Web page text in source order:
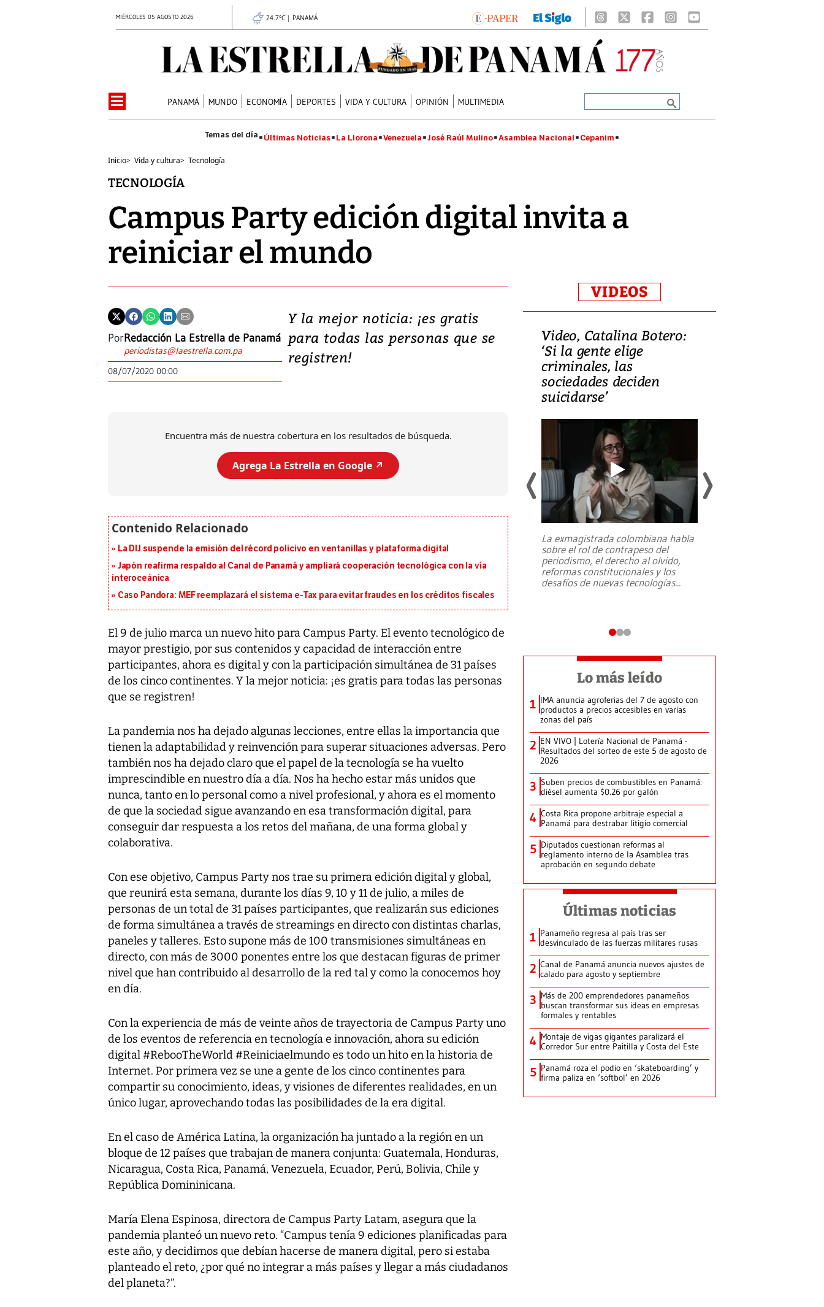
MIÉRCOLES 05 AGOSTO 2026 24.7°C | PANAMÁ
PANAMÁ MUNDO ECONOMÍA DEPORTES VIDA Y CULTURA OPINIÓN MULTIMEDIA
Últimas Noticias La Llorona Venezuela José Raúl Mulino Asamblea Nacional Cepanim
Inicio> Vida y cultura> Tecnología
TECNOLOGÍA
Campus Party edición digital invita a
reiniciar el mundo
PorRedacción La Estrella de Panamá
periodistas@laestrella.com.pa
08/07/2020 00:00
Y la mejor noticia: ¡es gratis
para todas las personas que se
registren!
Encuentra más de nuestra cobertura en los resultados de búsqueda.
Agrega La Estrella en Google ↗️
La DIJ suspende la emisión del récord policivo en ventanillas y plataforma digital
Japón reafirma respaldo al Canal de Panamá y ampliará cooperación tecnológica con la vía
interoceánica
Caso Pandora: MEF reemplazará el sistema e-Tax para evitar fraudes en los créditos fiscales
El 9 de julio marca un nuevo hito para Campus Party. El evento tecnológico de
mayor prestigio, por sus contenidos y capacidad de interacción entre
participantes, ahora es digital y con la participación simultánea de 31 países
de los cinco continentes. Y la mejor noticia: ¡es gratis para todas las personas
que se registren!
La pandemia nos ha dejado algunas lecciones, entre ellas la importancia que
tienen la adaptabilidad y reinvención para superar situaciones adversas. Pero
también nos ha dejado claro que el papel de la tecnología se ha vuelto
imprescindible en nuestro día a día. Nos ha hecho estar más unidos que
nunca, tanto en lo personal como a nivel profesional, y ahora es el momento
de que la sociedad sigue avanzando en esa transformación digital, para
conseguir dar respuesta a los retos del mañana, de una forma global y
colaborativa.
Con ese objetivo, Campus Party nos trae su primera edición digital y global,
que reunirá esta semana, durante los días 9, 10 y 11 de julio, a miles de
personas de un total de 31 países participantes, que realizarán sus ediciones
de forma simultánea a través de streamings en directo con distintas charlas,
paneles y talleres. Esto supone más de 100 transmisiones simultáneas en
directo, con más de 3000 ponentes entre los que destacan figuras de primer
nivel que han contribuido al desarrollo de la redtal y como la conocemos hoy
en día.
Con la experiencia de más de veinte años de trayectoria de Campus Party uno
de los eventos de referencia en tecnología e innovación, ahora su edición
digital #RebooTheWorld #Reiniciaelmundo es todo un hito en la historia de
Internet. Por primera vez se une a gente de los cinco continentes para
compartir su conocimiento, ideas, y visiones de diferentes realidades, en un
único lugar, aprovechando todas las posibilidades de la era digital.
En el caso de América Latina, la organización ha juntado a la región en un
bloque de 12 países que trabajan de manera conjunta: Guatemala, Honduras,
Nicaragua, Costa Rica, Panamá, Venezuela, Ecuador, Perú, Bolivia, Chile y
República Domininicana.
María Elena Espinosa, directora de Campus Party Latam, asegura que la
pandemia planteó un nuevo reto. “Campus tenía 9 ediciones planificadas para
este año, y decidimos que debían hacerse de manera digital, pero si estaba
planteado el reto, ¿por qué no integrar a más países y llegar a más ciudadanos
del planeta?”.
VIDEOS
Video, Japón: Terremoto
deja heridos y graves
daños en Kumamoto
7,1 se registró este martes 28 de
emergencia de gran...
Video, Catalina Botero:
‘Si la gente elige
criminales, las
sociedades deciden
suicidarse’
La exmagistrada colombiana habla
sobre el rol de contrapeso del
periodismo, el derecho al olvido,
reformas constitucionales y los
desafíos de nuevas tecnologías...
Lo más leído
1 IMA anuncia agroferias del 7 de agosto con
productos a precios accesibles en varias
zonas del país
2 EN VIVO | Lotería Nacional de Panamá -
Resultados del sorteo de este 5 de agosto de
2026
3 Suben precios de combustibles en Panamá:
diésel aumenta $0.26 por galón
4 Costa Rica propone arbitraje especial a
Panamá para destrabar litigio comercial
5 Diputados cuestionan reformas al
reglamento interno de la Asamblea tras
aprobación en segundo debate
Últimas noticias
1 Panameño regresa al país tras ser
desvinculado de las fuerzas militares rusas
2 Canal de Panamá anuncia nuevos ajustes de
calado para agosto y septiembre
3 Más de 200 emprendedores panameños
buscan transformar sus ideas en empresas
formales y rentables
4 Montaje de vigas gigantes paralizará el
Corredor Sur entre Paitilla y Costa del Este
5 Panamá roza el podio en ‘skateboarding’ y
firma paliza en ‘softbol’ en 2026